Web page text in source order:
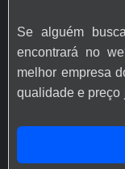
Se alguém
encontrará no
melhor empresa
qualidade e preço
cliente poderá
soluções